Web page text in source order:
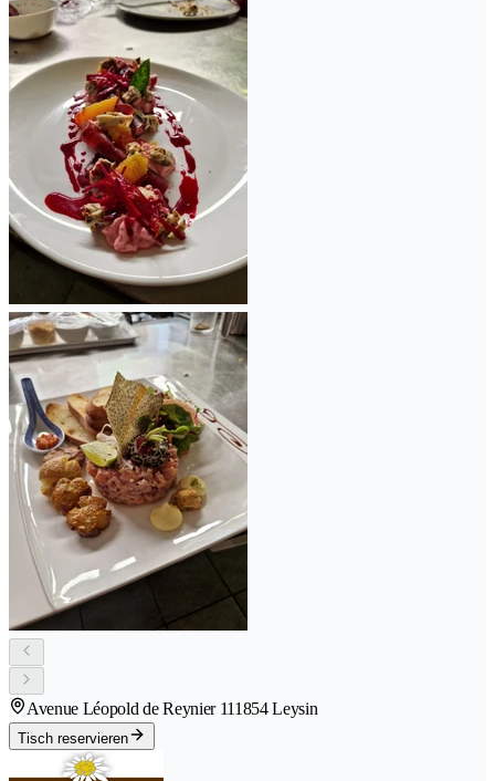
Avenue Léopold de Reynier 111854 Leysin
Tisch reservieren